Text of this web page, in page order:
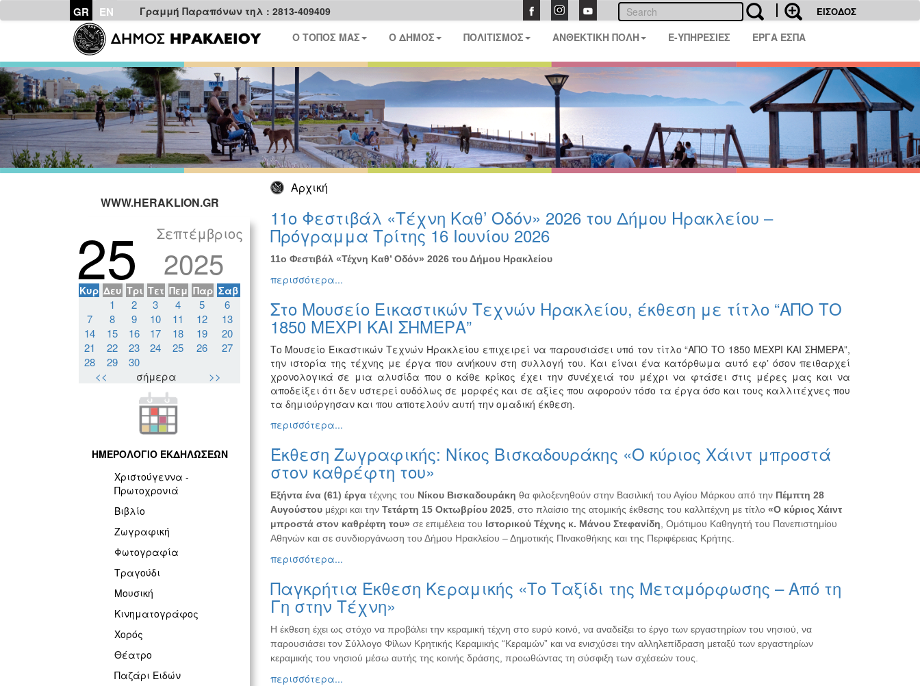
GR EN Γραμμή Παραπόνων τηλ : 2813-409409 ΕΙΣΟΔΟΣ
Ο ΤΟΠΟΣ ΜΑΣ Ο ΔΗΜΟΣ ΠΟΛΙΤΙΣΜΟΣ ΑΝΘΕΚΤΙΚΗ ΠΟΛΗ E-ΥΠΗΡΕΣΙΕΣ ΕΡΓΑ ΕΣΠΑ
Αρχική
WWW.HERAKLION.GR
25 Σεπτέμβριος
2025
Κυρ Δευ Τρι Τετ Πεμ Παρ Σαβ
1 2 3 4 5
6
7
8 9 10 11 12
13
14
15 16 17 18 19
20
21
22 23 24 25 26
27
28
29
30
<<
σήμερα >>
ΗΜΕΡΟΛΟΓΙΟ ΕΚΔΗΛΩΣΕΩΝ
Χριστούγεννα -
Πρωτοχρονιά
Βιβλίο
Ζωγραφική
Φωτογραφία
Τραγούδι
Μουσική
Κινηματογράφος
Χορός
Θέατρο
Παζάρι Ειδών
11ο Φεστιβάλ «Τέχνη Καθ’ Οδόν» 2026 του Δήμου Ηρακλείου –
Πρόγραμμα Τρίτης 16 Ιουνίου 2026
11ο Φεστιβάλ «Τέχνη Καθ’ Οδόν» 2026 του Δήμου Ηρακλείου
περισσότερα...
Στο Μουσείο Εικαστικών Τεχνών Ηρακλείου, έκθεση με τίτλο “ΑΠΟ ΤΟ
1850 ΜΕΧΡΙ ΚΑΙ ΣΗΜΕΡΑ”
Το Μουσείο Εικαστικών Τεχνών Ηρακλείου επιχειρεί να παρουσιάσει υπό τον τίτλο “ΑΠΟ ΤΟ 1850 ΜΕΧΡΙ ΚΑΙ ΣΗΜΕΡΑ”,
την ιστορία της τέχνης με έργα που ανήκουν στη συλλογή του. Και είναι ένα κατόρθωμα αυτό εφʼ όσον πειθαρχεί
χρονολογικά σε μια αλυσίδα που ο κάθε κρίκος έχει την συνέχειά του μέχρι να φτάσει στις μέρες μας και να
αποδείξει ότι δεν υστερεί ουδόλως σε μορφές και σε αξίες που αφορούν τόσο τα έργα όσο και τους καλλιτέχνες που
τα δημιούργησαν και που αποτελούν αυτή την ομαδική έκθεση.
περισσότερα...
Έκθεση Ζωγραφικής: Νίκος Βισκαδουράκης «Ο κύριος Χάιντ μπροστά
στον καθρέφτη του»
Εξήντα ένα (61) έργατέχνης του Νίκου Βισκαδουράκη θα φιλοξενηθούν στην Βασιλική του Αγίου Μάρκου από την Πέμπτη 28
Αυγούστουμέχρι και την Τετάρτη 15 Οκτωβρίου 2025, στο πλαίσιο της ατομικής έκθεσης του καλλιτέχνη με τίτλο «Ο κύριος Χάιντ
μπροστά στον καθρέφτη του» σε επιμέλεια του Ιστορικού Τέχνης κ. Μάνου Στεφανίδη , Ομότιμου Καθηγητή του Πανεπιστημίου
Αθηνών και σε συνδιοργάνωση του Δήμου Ηρακλείου – Δημοτικής Πινακοθήκης και της Περιφέρειας Κρήτης.
περισσότερα...
Παγκρήτια Έκθεση Κεραμικής «Το Ταξίδι της Μεταμόρφωσης – Από τη
Γη στην Τέχνη»
Η έκθεση έχει ως στόχο να προβάλει την κεραμική τέχνη στο ευρύ κοινό, να αναδείξει το έργο των εργαστηρίων του νησιού, να
παρουσιάσει τον Σύλλογο Φίλων Κρητικής Κεραμικής “Κεραμών” και να ενισχύσει την αλληλεπίδραση μεταξύ των εργαστηρίων
κεραμικής του νησιού μέσω αυτής της κοινής δράσης, προωθώντας τη σύσφιξη των σχέσεών τους.
περισσότερα...